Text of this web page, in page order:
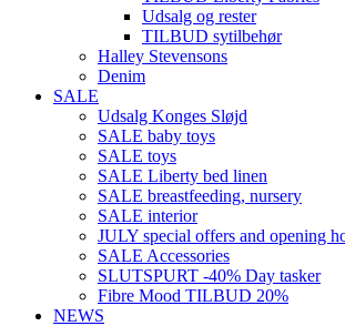
Udsalg og rester
TILBUD sytilbehør
Halley Stevensons
Denim
SALE
Udsalg Konges Sløjd
SALE baby toys
SALE toys
SALE Liberty bed linen
SALE breastfeeding, nursery
SALE interior
JULY special offers and opening
SALE Accessories
SLUTSPURT -40% Day tasker
Fibre Mood TILBUD 20%
NEWS